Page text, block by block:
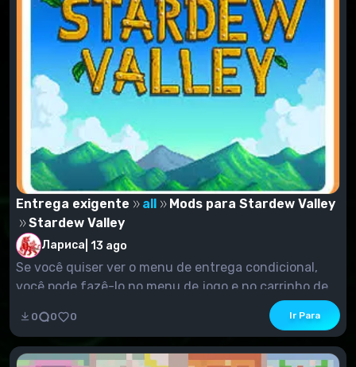
Entrega exigente all
Mods para Stardew Valley
Stardew Valley
Лариса 13 ago
Se você quiser ver o menu de entrega condicional,
você pode fazê-lo no menu de jogo e no carrinho de...
0 0 0 Ir Para